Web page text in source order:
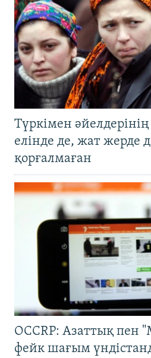
Түркімен
елінде де, жат жерде
қорғалмаған
OCCRP: Азаттық пен
фейк шағым